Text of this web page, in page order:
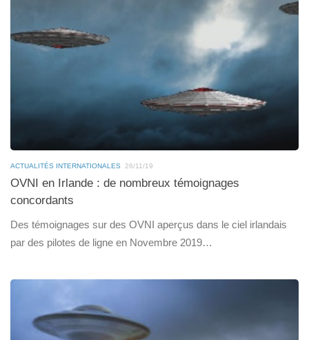
ACTUALITÉS INTERNATIONALES 26/11/19
OVNI en Irlande : de nombreux témoignages
concordants
Des témoignages sur des OVNI aperçus dans le ciel irlandais
par des pilotes de ligne en Novembre 2019…